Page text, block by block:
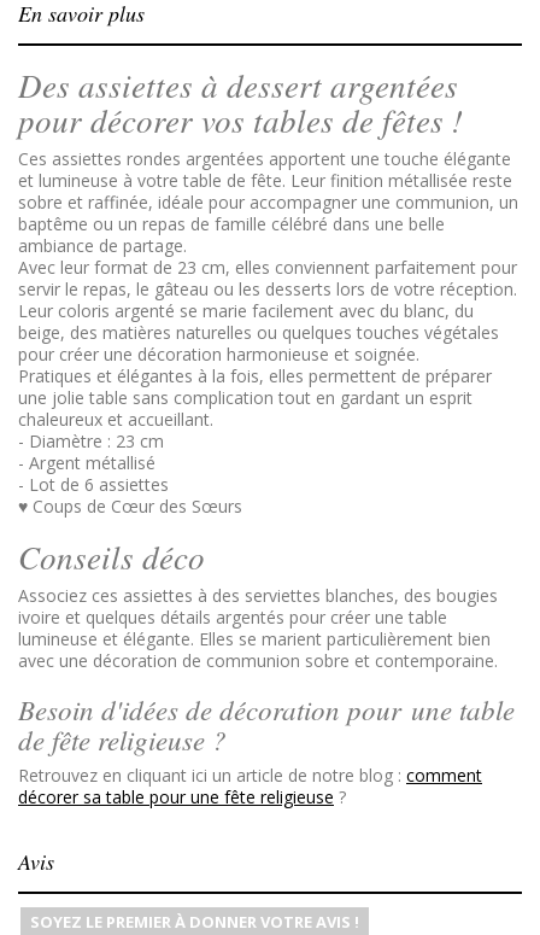
En savoir plus
Des assiettes à dessert argentées
pour décorer vos tables de fêtes !
Ces assiettes rondes argentées apportent une touche élégante
et lumineuse à votre table de fête. Leur finition métallisée reste
sobre et raffinée, idéale pour accompagner une communion, un
baptême ou un repas de famille célébré dans une belle
ambiance de partage.
Avec leur format de 23 cm, elles conviennent parfaitement pour
servir le repas, le gâteau ou les desserts lors de votre réception.
Leur coloris argenté se marie facilement avec du blanc, du
beige, des matières naturelles ou quelques touches végétales
pour créer une décoration harmonieuse et soignée.
Pratiques et élégantes à la fois, elles permettent de préparer
une jolie table sans complication tout en gardant un esprit
chaleureux et accueillant.
- Diamètre : 23 cm
- Argent métallisé
- Lot de 6 assiettes
♥ Coups de Cœur des Sœurs
Conseils déco
Associez ces assiettes à des serviettes blanches, des bougies
ivoire et quelques détails argentés pour créer une table
lumineuse et élégante. Elles se marient particulièrement bien
avec une décoration de communion sobre et contemporaine.
Besoin d'idées de décoration pour une table
de fête religieuse ?
Retrouvez en cliquant ici un article de notre blog : comment
décorer sa table pour une fête religieuse ?
Avis
SOYEZ LE PREMIER À DONNER VOTRE AVIS !